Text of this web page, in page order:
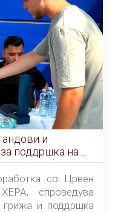
и
поддршка на
бран
со Црвен
спроведува
грижа и поддршка